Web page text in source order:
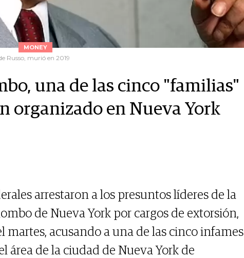
MONEY
Russo, murió en 2019
una de las cinco "familias"
organizado en Nueva York
arrestaron a los presuntos líderes de la
de Nueva York por cargos de extorsión,
martes, acusando a una de las cinco infames
área de la ciudad de Nueva York de